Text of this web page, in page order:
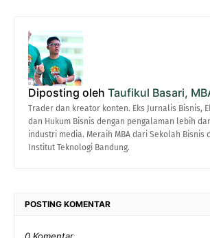
Diposting oleh Taufikul Basari,
Trader dan kreator konten. Eks Jurnalis Bisnis,
dan Hukum Bisnis dengan pengalaman lebih
industri media. Meraih MBA dari Sekolah Bisnis
Institut Teknologi Bandung.
POSTING KOMENTAR